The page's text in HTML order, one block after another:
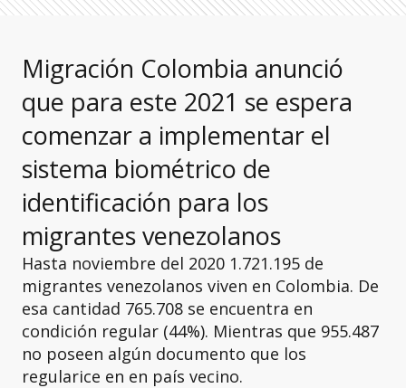
Migración Colombia anunció
que para este 2021 se espera
comenzar a implementar el
sistema biométrico de
identificación para los
migrantes venezolanos
Hasta noviembre del 2020 1.721.195 de
migrantes venezolanos viven en Colombia. De
esa cantidad 765.708 se encuentra en
condición regular (44%). Mientras que 955.487
no poseen algún documento que los
regularice en en país vecino.